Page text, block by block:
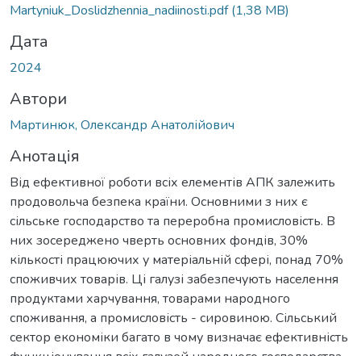
Martyniuk_Doslidzhennia_nadiinosti.pdf(1,38 MB)
Дата
2024
Автори
Мартинюк, Олександр Анатолійович
Анотація
Від ефективної роботи всіх елементів АПК залежить
продовольча безпека країни. Основними з них є
сільське господарство та переробна промисловість. В
них зосереджено чверть основних фондів, 30%
кількості працюючих у матеріальній сфері, понад 70%
споживчих товарів. Ці галузі забезпечують населення
продуктами харчування, товарами народного
споживання, а промисловість - сировиною. Сільський
сектор економіки багато в чому визначає ефективність